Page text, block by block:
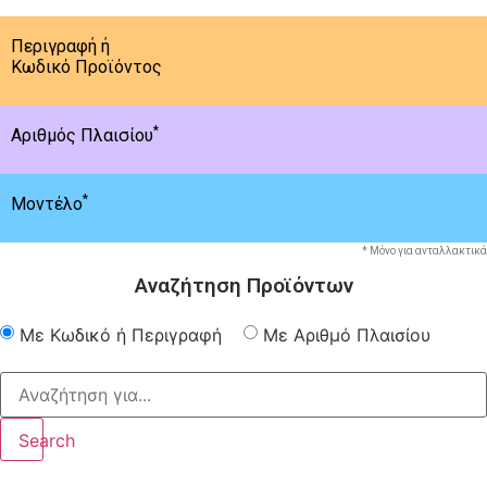
Περιγραφή ή
Κωδικό Προϊόντος
Αριθμός Πλαισίου*
Μοντέλο*
* Μόνο για ανταλλακτικά
Αναζήτηση Προϊόντων
Με Κωδικό ή Περιγραφή Με Αριθμό Πλαισίου
Search